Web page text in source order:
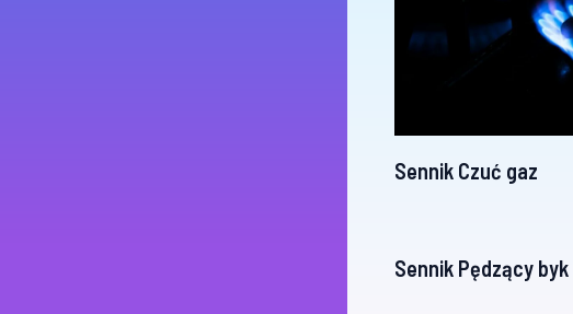
Sennik Czuć gaz
Sennik Pędzący byk